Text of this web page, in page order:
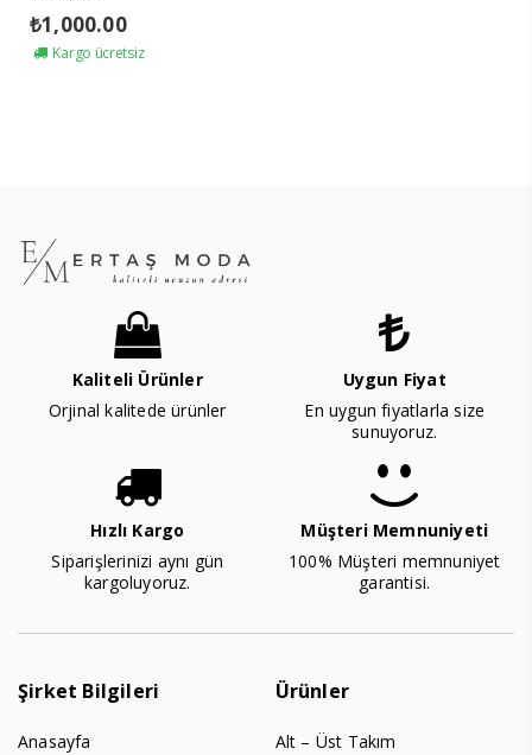
₺1,000.00
Kargo ücretsiz
Kaliteli Ürünler
Orjinal kalitede ürünler
Uygun Fiyat
En uygun fiyatlarla size
sunuyoruz.
Hızlı Kargo
Siparişlerinizi aynı gün
kargoluyoruz.
Müşteri Memnuniyeti
100% Müşteri memnuniyet
garantisi.
Şirket Bilgileri
Anasayfa
Ürünler
Alt – Üst Takım